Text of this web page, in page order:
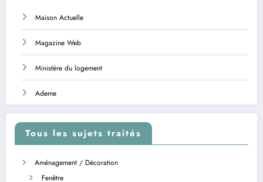
Maison Actuelle
Magazine Web
Ministère du logement
Ademe
Tous les sujets traités
Aménagement / Décoration
Fenêtre